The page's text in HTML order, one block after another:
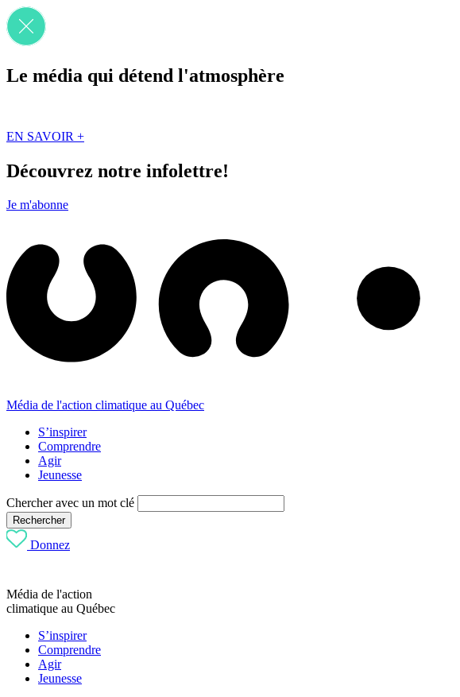
Le média qui détend l'atmosphère
EN SAVOIR +
Découvrez notre infolettre!
Je m'abonne
Média de l'action climatique au Québec
S’inspirer
Comprendre
Agir
Jeunesse
Chercher avec un mot clé
Rechercher
Donnez
Média de l'action
climatique au Québec
S’inspirer
Comprendre
Agir
Jeunesse